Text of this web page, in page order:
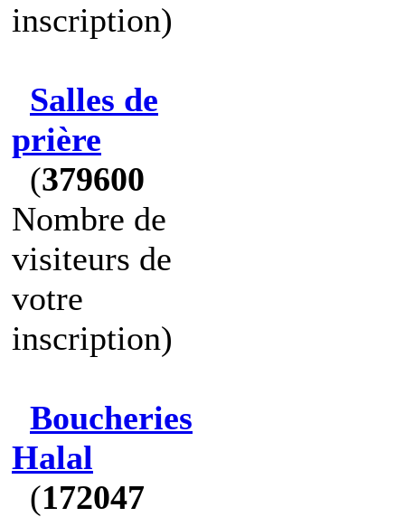
inscription)
Salles de
prière
(379600
Nombre de
visiteurs de
votre
inscription)
Boucheries
Halal
(172047